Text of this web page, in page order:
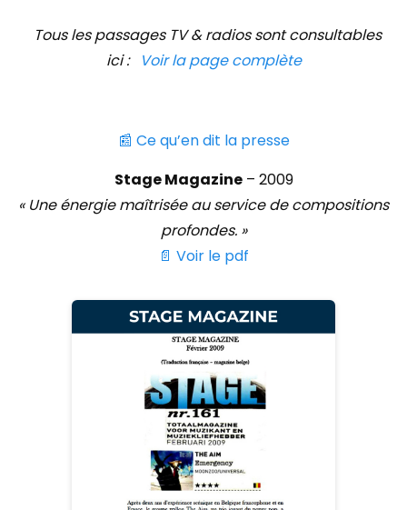
Tous les passages TV & radios sont consultables
ici : Voir la page complète
📰 Ce qu’en dit la presse
Stage Magazine– 2009
« Une énergie maîtrisée au service de compositions
profondes. »
📄 Voir le pdf